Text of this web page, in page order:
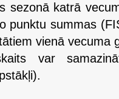
sezonā katrā
punktu summas
vienā vecuma
var